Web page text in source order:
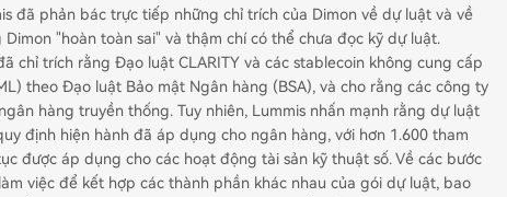
đã phản bác trực tiếp những chỉ trích của Dimon về dự luật và về
Dimon "hoàn toàn sai" và thậm chí có thể chưa đọc kỹ dự luật.
chỉ trích rằng Đạo luật CLARITY và các stablecoin không cung cấp
theo Đạo luật Bảo mật Ngân hàng (BSA), và cho rằng các công ty
hàng truyền thống. Tuy nhiên, Lummis nhấn mạnh rằng dự luật
định hiện hành đã áp dụng cho ngân hàng, với hơn 1.600 tham
được áp dụng cho các hoạt động tài sản kỹ thuật số. Về các bước
việc để kết hợp các thành phần khác nhau của gói dự luật, bao